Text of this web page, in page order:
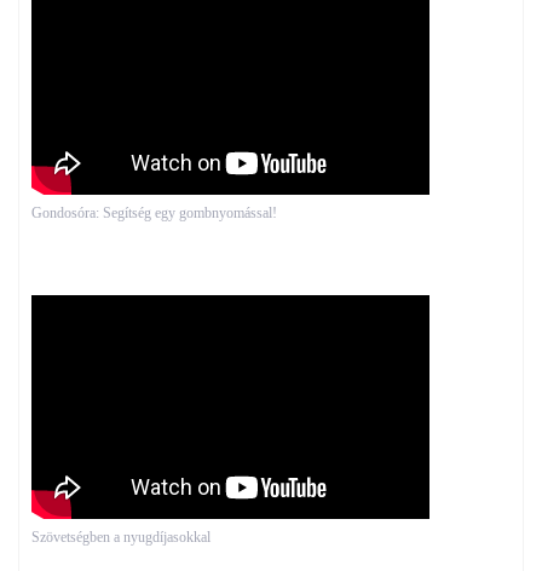
Gondosóra: Segítség egy gombnyomással!
Szövetségben a nyugdíjasokkal